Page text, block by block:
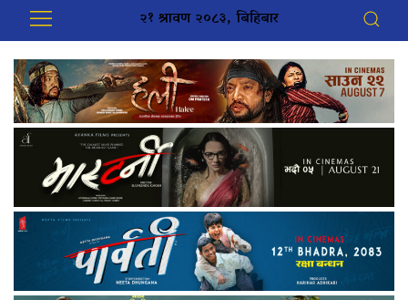
२१ श्रावण २०८३, बिहिबार